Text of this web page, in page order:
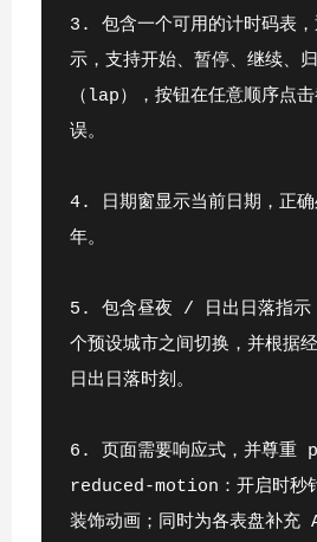
3. 包含一个可用的计时码表，
示，支持开始、暂停、继续、
（lap），按钮在任意顺序点
误。
4. 日期窗显示当前日期，正确
年。
5. 包含昼夜 / 日出日落指示
个预设城市之间切换，并根据
日出日落时刻。
6. 页面需要响应式，并尊
reduced-motion：开启时秒
装饰动画；同时为各表盘补充